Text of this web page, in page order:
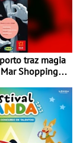
traz magia
Shopping
às 21h00